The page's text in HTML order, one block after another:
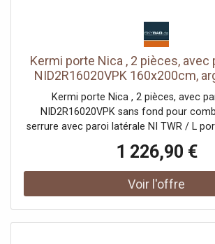
Kermi porte Nica , 2 pièces, avec
NID2R16020VPK 160x200cm,
verre de sécurité trempé clair,
receveur de douche
Kermi porte Nica , 2 pièces, avec
NID2R16020VPK sans fond pour
serrure avec paroi latérale NI TWR / L
ouverture d'un côté avec un champ
verre de sécurité trempé 6 mm selon
option avec revêtement facile
aluminium anodisé Poignées
1 226,90 €